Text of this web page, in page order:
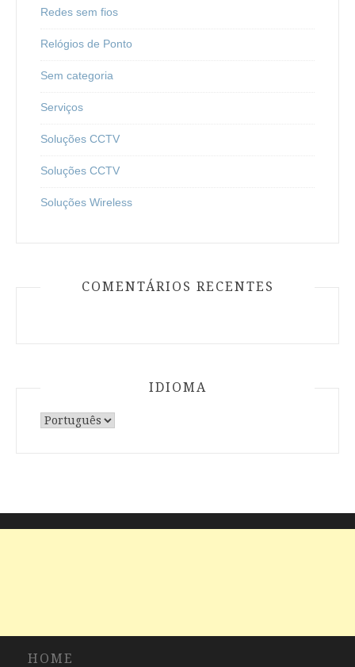
Redes sem fios
Relógios de Ponto
Sem categoria
Serviços
Soluções CCTV
Soluções CCTV
Soluções Wireless
COMENTÁRIOS RECENTES
IDIOMA
Escolha
HOME